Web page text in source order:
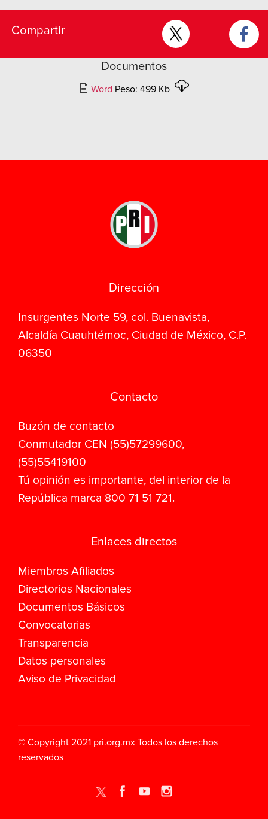
Compartir
Documentos
Word Peso: 499 Kb
Dirección
Insurgentes Norte 59, col. Buenavista,
Alcaldía Cuauhtémoc, Ciudad de México, C.P.
06350
Contacto
Buzón de contacto
Conmutador CEN (55)57299600,
(55)55419100
Tú opinión es importante, del interior de la
República marca 800 71 51 721.
Enlaces directos
Miembros Afiliados
Directorios Nacionales
Documentos Básicos
Convocatorias
Transparencia
Datos personales
Aviso de Privacidad
© Copyright 2021 pri.org.mx Todos los derechos
reservados